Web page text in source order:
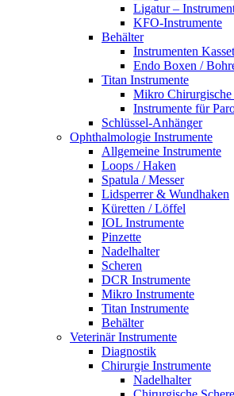
Ligatur –
KFO-Instrumente
Behälter
Instrumenten
Endo Boxen /
Titan Instrumente
Mikro Chirurgische
Instrumente für
Schlüssel-Anhänger
Ophthalmologie Instrumente
Allgemeine Instrumente
Loops / Haken
Spatula / Messer
Lidsperrer & Wundhaken
Küretten / Löffel
IOL Instrumente
Pinzette
Nadelhalter
Scheren
DCR Instrumente
Mikro Instrumente
Titan Instrumente
Behälter
Veterinär Instrumente
Diagnostik
Chirurgie Instrumente
Nadelhalter